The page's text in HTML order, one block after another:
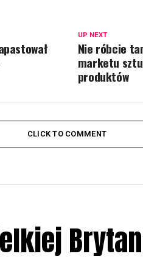
UP NEXT
Nie róbcie
marketu
produktów
CLICK TO COMMENT